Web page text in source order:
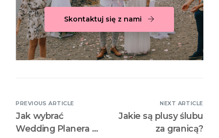
Skontaktuj się z nami
PREVIOUS ARTICLE
Jak wybrać
Wedding Planera za
NEXT ARTICLE
Jakie są plusy ślubu
za granicą?